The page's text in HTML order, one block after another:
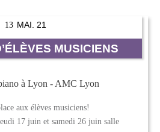
13 MAI. 21
MUSICIENS
aux élèves musiciens!
17 juin et samedi 26 juin salle